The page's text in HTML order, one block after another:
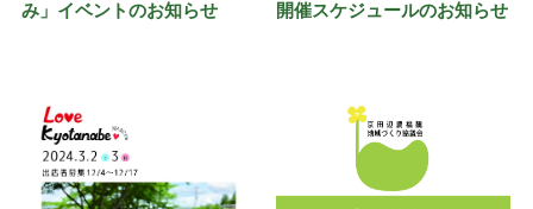
み」イベントのお知らせ
開催スケジュールのお知らせ